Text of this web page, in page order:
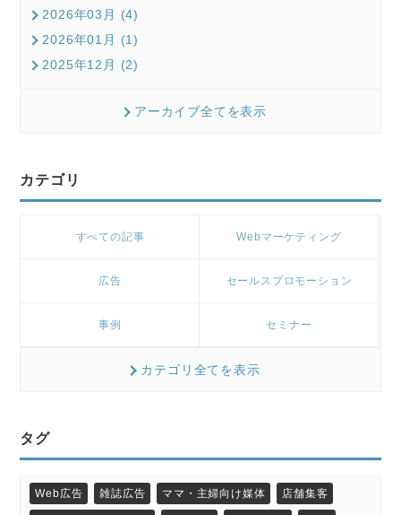
2026年03月 (4)
2026年01月 (1)
2025年12月 (2)
アーカイブ全てを表示
カテゴリ
すべての記事 Webマーケティング
広告 セールスプロモーション
事例 セミナー
カテゴリ全てを表示
タグ
Web広告 雑誌広告 ママ・主婦向け媒体 店舗集客